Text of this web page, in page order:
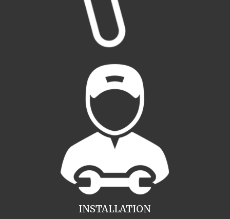
INSTALLATION